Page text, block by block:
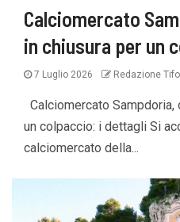
Calciomercato
in chiusura per un
7 Luglio 2026 Redazione
Calciomercato
un colpaccio: i dettagli Si
calciomercato della...